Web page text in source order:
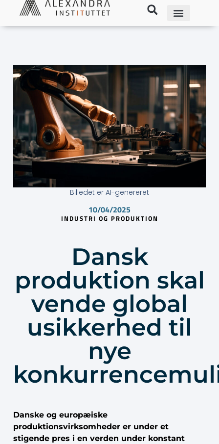
Billedet er AI-genereret
10/04/2025
INDUSTRI OG PRODUKTION
Dansk
produktion skal
vende global
usikkerhed til
nye
Danske og europæiske
produktionsvirksomheder er under et
stigende pres i en verden under konstant